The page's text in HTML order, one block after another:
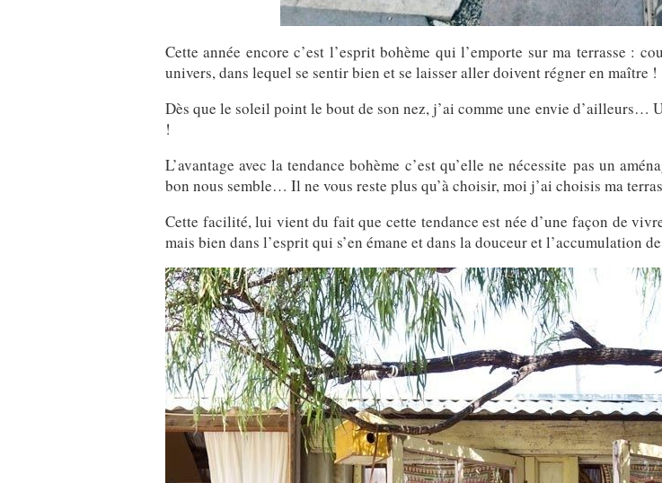
Cette année encore c’est l’esprit bohème qui l’emporte sur ma terrasse :
univers, dans lequel se sentir bien et se laisser aller doivent régner en maître !
Dès que le soleil point le bout de son nez, j’ai comme une envie d’ailleurs…
!
L’avantage avec la tendance bohème c’est qu’elle ne nécessite pas un
bon nous semble… Il ne vous reste plus qu’à choisir, moi j’ai choisis ma
Cette facilité, lui vient du fait que cette tendance est née d’une façon de
mais bien dans l’esprit qui s’en émane et dans la douceur et l’accumulation